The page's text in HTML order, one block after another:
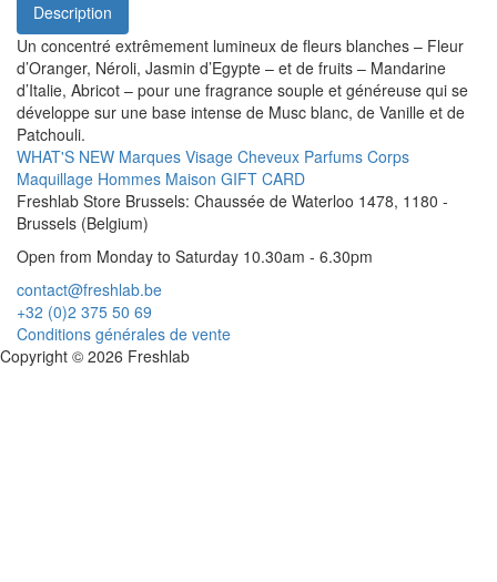
Description
Un concentré extrêmement lumineux de fleurs blanches – Fleur
d’Oranger, Néroli, Jasmin d’Egypte – et de fruits – Mandarine
d’Italie, Abricot – pour une fragrance souple et généreuse qui se
développe sur une base intense de Musc blanc, de Vanille et de
Patchouli.
WHAT'S NEW Marques Visage Cheveux Parfums Corps
Maquillage Hommes Maison GIFT CARD
Freshlab Store Brussels: Chaussée de Waterloo 1478, 1180 -
Brussels (Belgium)
Open from Monday to Saturday 10.30am - 6.30pm
contact@freshlab.be
+32 (0)2 375 50 69
Conditions générales de vente
Copyright © 2026 Freshlab